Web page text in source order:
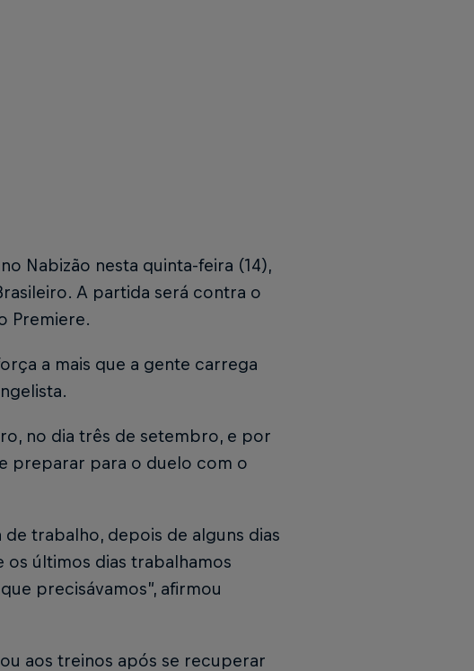
Nabizão nesta quinta-feira (14),
A partida será contra o
Premiere.
a mais que a gente carrega
no dia três de setembro, e por
preparar para o duelo com o
trabalho, depois de alguns dias
os últimos dias trabalhamos
precisávamos”, afirmou
aos treinos após se recuperar